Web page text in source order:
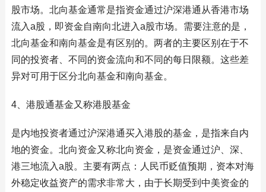
股市场。北向基金通常是指资金通过沪深港通从香港市场
流入a股，即资金自南向北进入a股市场。需要注意的是，
北向基金和南向基金是有区别的。两者的主要区别在于不
同的投资者、不同的资金流向和不同的每日限额。这些差
异对可用于区分北向基金和南向基金。
4、港股通基金又称港股基金
是内地投资者通过沪深港通买入港股的基金，是指来自内
地的资金。北向资金又称北向资金，是资金通过沪、深、
港三地流入a股。主要有两点：人民币贬值预期，资本对海
外稳定收益资产的需求非常大，由于长期受到中美资金的